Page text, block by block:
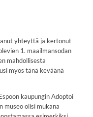
yhteyttä ja kertonut
1. maailmansodan
mahdollisesta
myös tänä keväänä
kaupungin Adoptoi
museo olisi mukana